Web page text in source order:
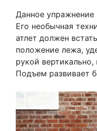
Данное упражнение
Его необычная
атлет должен
положение лежа,
рукой
Подъем развивает